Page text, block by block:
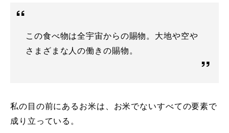
この食べ物は全宇宙からの賜物。大地や空や
さまざまな人の働きの賜物。
私の目の前にあるお米は、お米でないすべての要素で
成り立っている。